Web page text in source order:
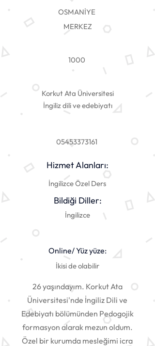
OSMANİYE
MERKEZ
1000
Korkut Ata Üniversitesi
İngiliz dili ve edebiyatı
05453373161
Hizmet Alanları:
İngilizce Özel Ders
Bildiği Diller:
İngilizce
Online/ Yüz yüze:
İkisi de olabilir
26 yaşındayım. Korkut Ata
Üniversitesi'nde İngiliz Dili ve
Edebiyatı bölümünden Pedogojik
formasyon alarak mezun oldum.
Özel bir kurumda mesleğimi icra